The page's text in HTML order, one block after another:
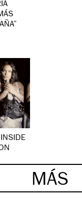
MÁS